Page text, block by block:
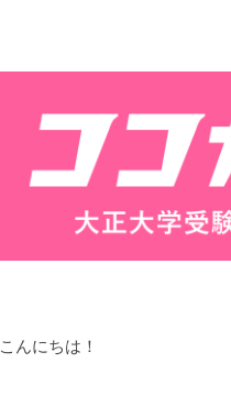
こんにちは！